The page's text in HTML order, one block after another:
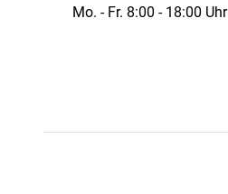
Mo. - Fr. 8:00 - 18:00 Uhr